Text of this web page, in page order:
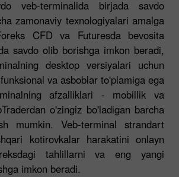
veb-terminalida birjada savdo
zamonaviy texnologiyalari amalga
CFD va Futuresda bevosita
savdo olib borishga imkon beradi,
desktop versiyalari uchun
va asboblar to'plamiga ega
afzalliklari - mobillik va
o'zingiz bo'ladigan barcha
mumkin. Veb-terminal strandart
kotirovkalar harakatini onlayn
tahlillarni va eng yangi
imkon beradi.